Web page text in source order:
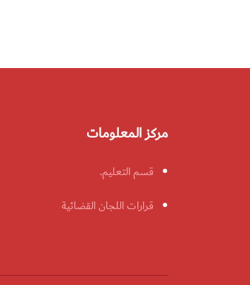
مركز المعلومات
قسم التعليم.
قرارات اللجان القضائية